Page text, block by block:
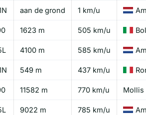
aan de grond 1 km/u
1623 m 505 km/u
4100 m 585 km/u
549 m 437 km/u
11582 m 770 km/u Mollis
9022 m 785 km/u